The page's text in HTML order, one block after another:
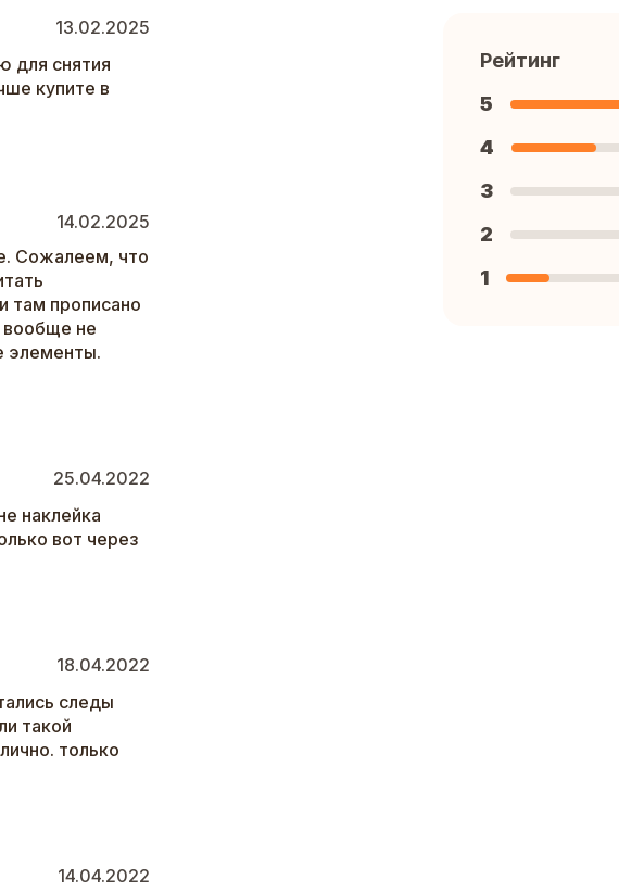
13.02.2025
для снятия
купите в
14.02.2025
Сожалеем, что
там прописано
вообще не
элементы.
25.04.2022
наклейка
вот через
18.04.2022
следы
такой
только
14.04.2022
Рейтинг
5
4
3
2
1